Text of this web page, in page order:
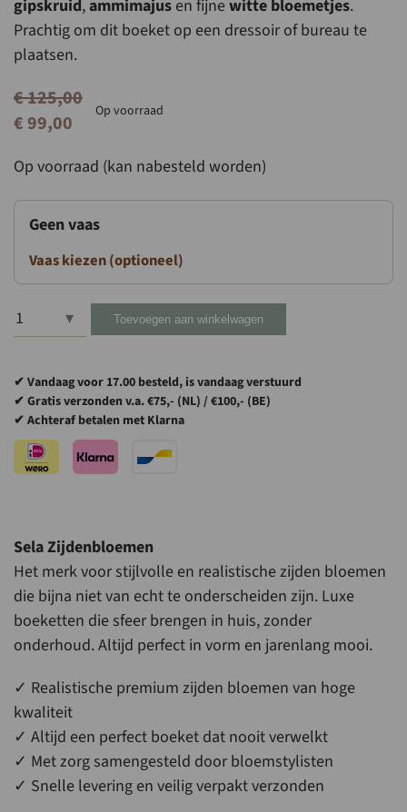
gipskruid,ammimajus en fijnewitte bloemetjes.
Prachtig om dit boeket op een dressoir of bureau te
plaatsen.
€125,00
Oorspronkelijke
was:
€ 125,00.
€ 99,00 Huidige
is:
€ 99,00.
Op voorraad
Op voorraad (kan nabesteld worden)
Geen vaas
Vaas kiezen (optioneel)
Zijden
Fenna
|
L
aantal
Toevoegen aan winkelwagen
✔ Vandaag voor 17.00 besteld, is vandaag verstuurd
✔ Gratis verzonden v.a. €75,- (NL) / €100,- (BE)
✔ Achteraf betalen met Klarna
Sela Zijdenbloemen
Het merk voor stijlvolle en realistische zijden bloemen
die bijna niet van echt te onderscheiden zijn. Luxe
boeketten die sfeer brengen in huis, zonder
onderhoud. Altijd perfect in vorm en jarenlang mooi.
✓ Realistische premium zijden bloemen van hoge
kwaliteit
✓ Altijd een perfect boeket dat nooit verwelkt
✓ Met zorg samengesteld door bloemstylisten
✓ Snelle levering en veilig verpakt verzonden